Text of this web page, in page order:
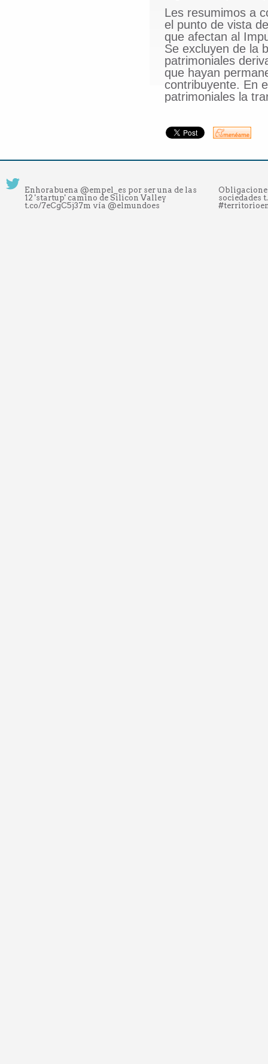
Les resumimos a
el punto de vista
que afectan al
Se excluyen de la
patrimoniales
que hayan
contribuyente. En
patrimoniales la
Enhorabuena @empel_es por ser una de las
12 'startup' camino de Silicon Valley
t.co/7eCgC5j37m vía @elmundoes
sociedades